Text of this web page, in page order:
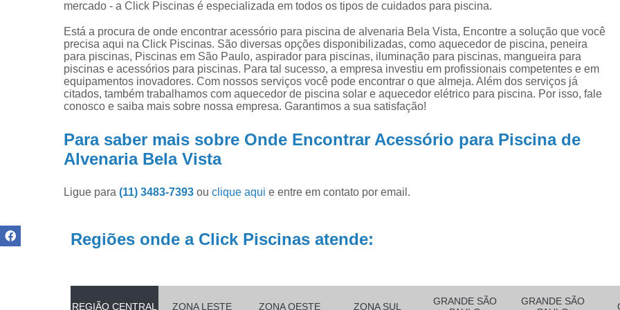
Produtos para
Produtos para
piscinas
Reparo de
filtros de
piscina
Aquecedor para Piscinas
Bombas para
Equipamento para Aquecer Piscina
Equipamentos para Aspirar Piscina
Equipamentos para Piscina
Equipamentos para Piscina de
Filtro de água Piscina
Filtro de
Filtro para Piscina de Fibra
Filtro para Piscina de 3000 Litros
mercado - a Click Piscinas é especializada em todos os tipos de cuidados para piscina.
Está a procura de onde encontrar acessório para piscina de alvenaria Bela Vista, Encontre a solução que você
precisa aqui na Click Piscinas. São diversas opções disponibilizadas, como aquecedor de piscina, peneira
para piscinas, Piscinas em São Paulo, aspirador para piscinas, iluminação para piscinas, mangueira para
piscinas e acessórios para piscinas. Para tal sucesso, a empresa investiu em profissionais competentes e em
equipamentos inovadores. Com nossos serviços você pode encontrar o que almeja. Além dos serviços já
citados, também trabalhamos com aquecedor de piscina solar e aquecedor elétrico para piscina. Por isso, fale
conosco e saiba mais sobre nossa empresa. Garantimos a sua satisfação!
Para saber mais sobre Onde Encontrar Acessório para Piscina de
Alvenaria Bela Vista
Ligue para (11) 3483-7393 ou clique aqui e entre em contato por email.
Regiões onde a Click Piscinas atende:
REGIÃO CENTRAL ZONA LESTE ZONA OESTE ZONA SUL
GRANDE SÃO
GRANDE SÃO